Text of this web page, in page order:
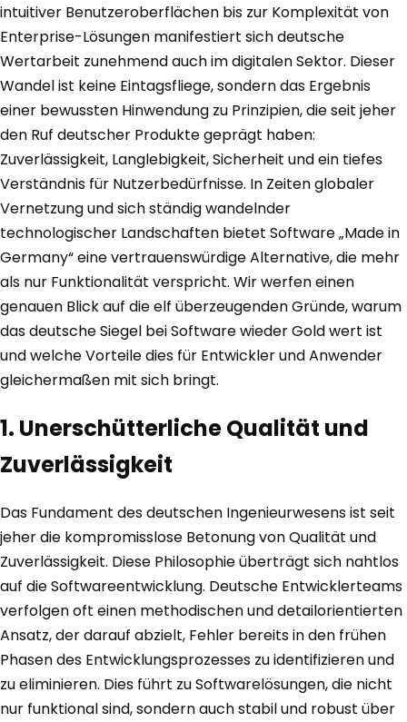
intuitiver Benutzeroberflächen bis zur Komplexität von
Enterprise-Lösungen manifestiert sich deutsche
Wertarbeit zunehmend auch im digitalen Sektor. Dieser
Wandel ist keine Eintagsfliege, sondern das Ergebnis
einer bewussten Hinwendung zu Prinzipien, die seit jeher
den Ruf deutscher Produkte geprägt haben:
Zuverlässigkeit, Langlebigkeit, Sicherheit und ein tiefes
Verständnis für Nutzerbedürfnisse. In Zeiten globaler
Vernetzung und sich ständig wandelnder
technologischer Landschaften bietet Software „Made in
Germany“ eine vertrauenswürdige Alternative, die mehr
als nur Funktionalität verspricht. Wir werfen einen
genauen Blick auf die elf überzeugenden Gründe, warum
das deutsche Siegel bei Software wieder Gold wert ist
und welche Vorteile dies für Entwickler und Anwender
gleichermaßen mit sich bringt.
1. Unerschütterliche Qualität und
Zuverlässigkeit
Das Fundament des deutschen Ingenieurwesens ist seit
jeher die kompromisslose Betonung von Qualität und
Zuverlässigkeit. Diese Philosophie überträgt sich nahtlos
auf die Softwareentwicklung. Deutsche Entwicklerteams
verfolgen oft einen methodischen und detailorientierten
Ansatz, der darauf abzielt, Fehler bereits in den frühen
Phasen des Entwicklungsprozesses zu identifizieren und
zu eliminieren. Dies führt zu Softwarelösungen, die nicht
nur funktional sind, sondern auch stabil und robust über